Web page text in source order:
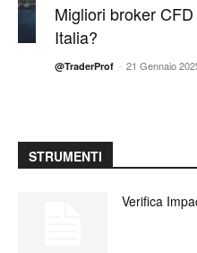
Migliori broker
Italia?
@TraderProf - 21 Gennaio
STRUMENTI
Verifica